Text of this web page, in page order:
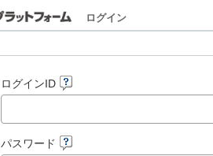
ログイン
ログインID
パスワード